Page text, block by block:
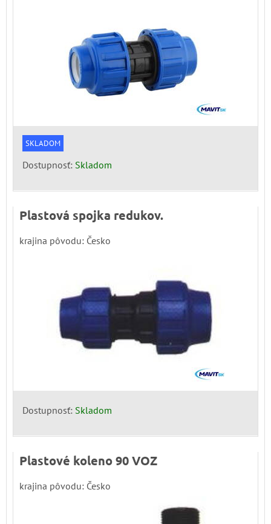
SKLADOM
Dostupnosť: Skladom
Plastová spojka redukov.
krajina pôvodu: Česko
Dostupnosť: Skladom
Plastové koleno 90 VOZ
krajina pôvodu: Česko